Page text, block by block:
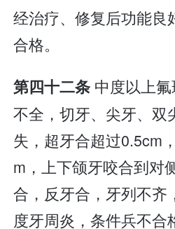
经治疗、修复后功能良
合格。
第四十二条 中度以上
不全，切牙、尖牙、双
失，超牙合超过0.5cm
m，上下颌牙咬合到对
合，反牙合，牙列不齐
度牙周炎，条件兵不合